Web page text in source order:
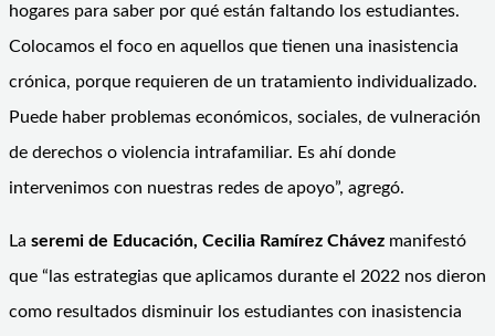
hogares para saber por qué están faltando los estudiantes.
Colocamos el foco en aquellos que tienen una inasistencia
crónica, porque requieren de un tratamiento individualizado.
Puede haber problemas económicos, sociales, de vulneración
de derechos o violencia intrafamiliar. Es ahí donde
intervenimos con nuestras redes de apoyo”, agregó.
La seremi de Educación, Cecilia Ramírez Chávez manifestó
que “las estrategias que aplicamos durante el 2022 nos dieron
como resultados disminuir los estudiantes con inasistencia